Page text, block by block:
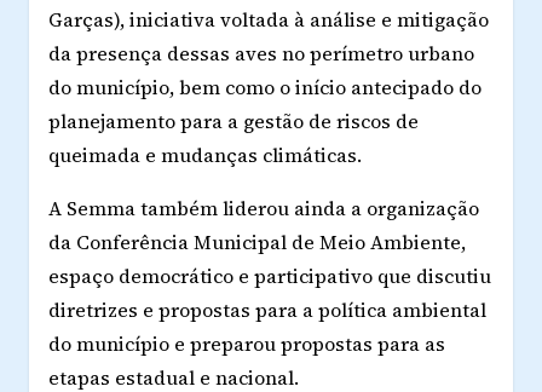
Garças), iniciativa voltada à análise e mitigação
da presença dessas aves no perímetro urbano
do município, bem como o início antecipado do
planejamento para a gestão de riscos de
queimada e mudanças climáticas.
A Semma também liderou ainda a organização
da Conferência Municipal de Meio Ambiente,
espaço democrático e participativo que discutiu
diretrizes e propostas para a política ambiental
do município e preparou propostas para as
etapas estadual e nacional.